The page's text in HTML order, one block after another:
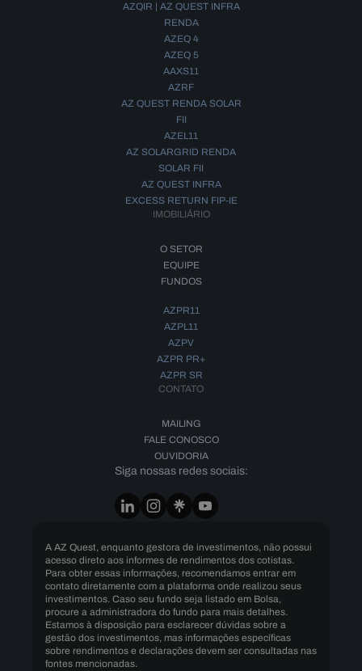
AZQIR | AZ QUEST INFRA
RENDA
AZEQ 4
AZEQ 5
AAXS11
AZRF
AZ QUEST RENDA SOLAR
FII
AZEL11
AZ SOLARGRID RENDA
SOLAR FII
AZ QUEST INFRA
EXCESS RETURN FIP-IE
IMOBILIÁRIO
O SETOR
EQUIPE
FUNDOS
AZPR11
AZPL11
AZPV
AZPR PR+
AZPR SR
CONTATO
MAILING
FALE CONOSCO
OUVIDORIA
Siga nossas redes sociais:
A AZ Quest, enquanto gestora de investimentos, não possui
acesso direto aos informes de rendimentos dos cotistas.
Para obter essas informações, recomendamos entrar em
contato diretamente com a plataforma onde realizou seus
investimentos. Caso seu fundo seja listado em Bolsa,
procure a administradora do fundo para mais detalhes.
Estamos à disposição para esclarecer dúvidas sobre a
gestão dos investimentos, mas informações específicas
sobre rendimentos e declarações devem ser consultadas nas
fontes mencionadas.